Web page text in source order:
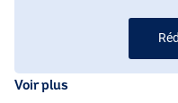
Voir plus